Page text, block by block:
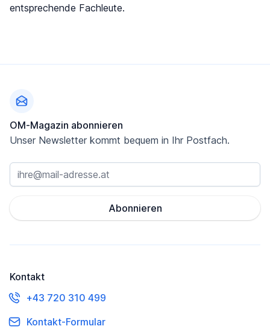
entsprechende Fachleute.
OM-Magazin abonnieren
Unser Newsletter kommt bequem in Ihr Postfach.
Abonnieren
Kontakt
+43 720 310 499
Kontakt-Formular